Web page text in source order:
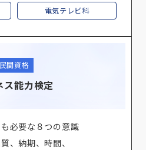
電気テレビ科
民間資格
ス能力検定
必要な８つの意識
、納期、時間、